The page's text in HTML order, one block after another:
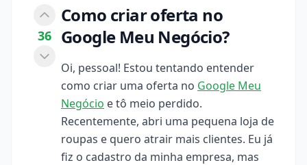
36
Como criar oferta no
Google Meu Negócio?
Oi, pessoal! Estou tentando entender
como criar uma oferta no Google Meu
Negócio e tô meio perdido.
Recentemente, abri uma pequena loja de
roupas e quero atrair mais clientes. Eu já
fiz o cadastro da minha empresa, mas